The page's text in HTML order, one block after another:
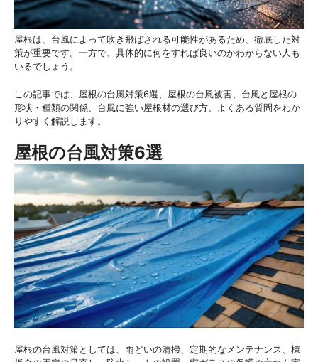
屋根は、台風によって吹き飛ばされる可能性があるため、徹底した対
策が重要です。一方で、具体的に何をすれば良いのかわからない人も
いるでしょう。
この記事では、屋根の台風対策6選、屋根の台風被害、台風と屋根の
形状・種類の関係、台風に強い屋根材の選び方、よくある質問をわか
りやすく解説します。
屋根の台風対策6選
屋根の台風対策としては、雨どいの清掃、定期的なメンテナンス、棟